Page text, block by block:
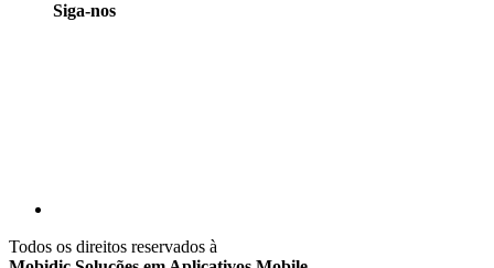
Siga-nos
Todos os direitos reservados à